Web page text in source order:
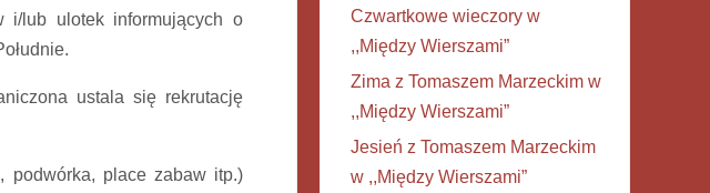
i/lub ulotek informujących o
ustala się rekrutację
podwórka, place zabaw itp.)
Czwartkowe wieczory w
,,Między Wierszami”
Zima z Tomaszem Marzeckim w
,,Między Wierszami”
Jesień z Tomaszem Marzeckim
w ,,Między Wierszami”